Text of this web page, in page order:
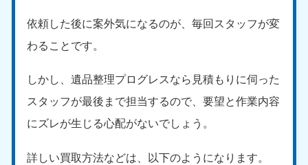
依頼した後に案外気になるのが、毎回スタッフが変
わることです。
しかし、遺品整理プログレスなら見積もりに伺った
スタッフが最後まで担当するので、要望と作業内容
にズレが生じる心配がないでしょう。
詳しい買取方法などは、以下のようになります。